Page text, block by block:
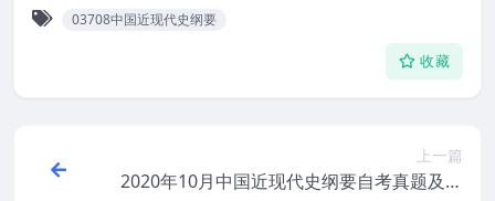
03708中国近现代史纲要
收藏
上一篇
2020年10月中国近现代史纲要自考真题及答